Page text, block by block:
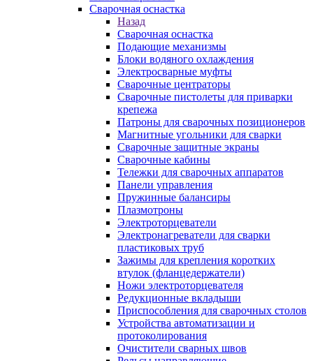
Сварочная оснастка
Назад
Сварочная оснастка
Подающие механизмы
Блоки водяного охлаждения
Электросварные муфты
Сварочные центраторы
Сварочные пистолеты для приварки
крепежа
Патроны для сварочных позиционеров
Магнитные угольники для сварки
Сварочные защитные экраны
Сварочные кабины
Тележки для сварочных аппаратов
Панели управления
Пружинные балансиры
Плазмотроны
Электроторцеватели
Электронагреватели для сварки
пластиковых труб
Зажимы для крепления коротких
втулок (фланцедержатели)
Ножи электроторцевателя
Редукционные вкладыши
Приспособления для сварочных столов
Устройства автоматизации и
протоколирования
Очистители сварных швов